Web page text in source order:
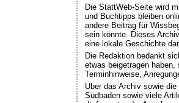
Die StattWeb-Seite wird
und Buchtipps bleiben
andere Beitrag für
sein könnte. Dieses
eine lokale Geschichte
Die Redaktion bedankt
etwas beigetragen
Terminhinweise,
Über das Archiv sowie
Südbaden sowie viele